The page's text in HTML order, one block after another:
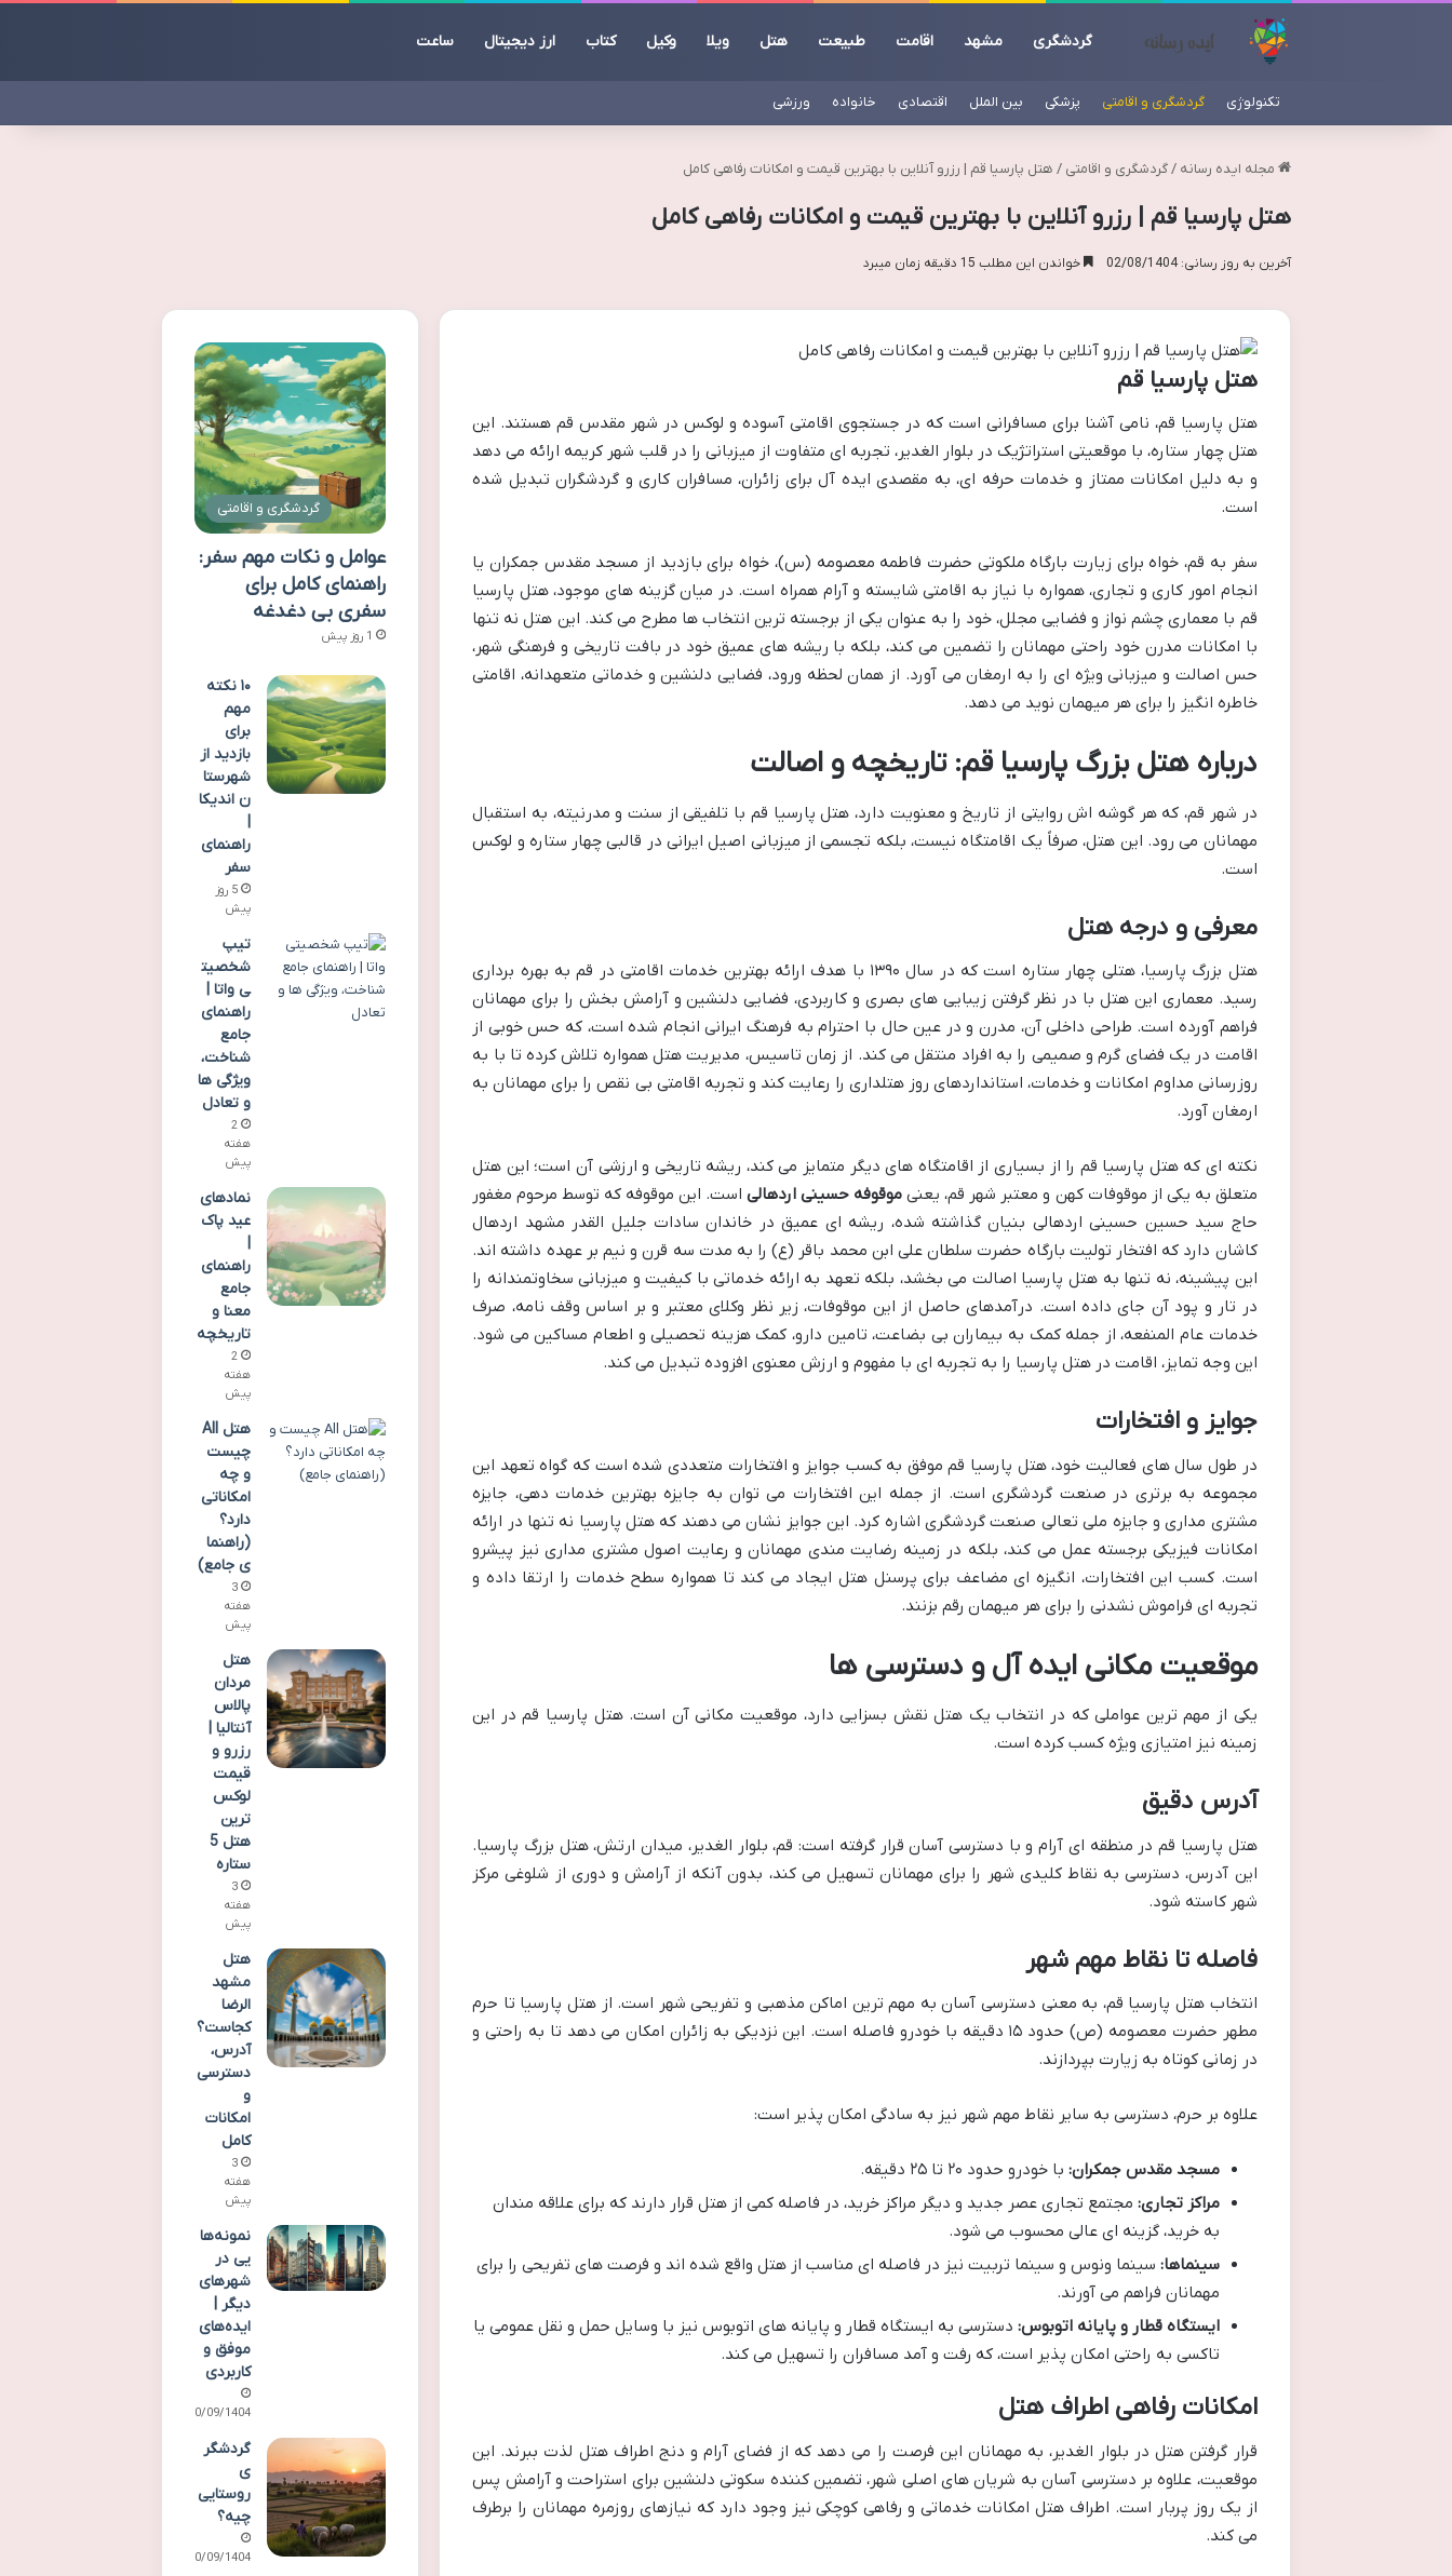
گردشگری مشهد اقامت طبیعت هتل ویلا وکیل کتاب ارز دیجیتال ساعت
تکنولوژی گردشگری و اقامتی پزشکی بین الملل اقتصادی خانواده ورزشی
مجله ایده رسانه / گردشگری و اقامتی / هتل پارسیا قم | رزرو آنلاین با بهترین قیمت و امکانات رفاهی کامل
هتل پارسیا قم | رزرو آنلاین با بهترین قیمت و امکانات رفاهی کامل
آخرین به روز رسانی: 02/08/1404 خواندن این مطلب 15 دقیقه زمان میبرد
هتل پارسیا قم
هتل پارسیا قم، نامی آشنا برای مسافرانی است که در جستجوی اقامتی آسوده و لوکس در شهر مقدس قم هستند. این
هتل چهار ستاره، با موقعیتی استراتژیک در بلوار الغدیر، تجربه ای متفاوت از میزبانی را در قلب شهر کریمه ارائه می دهد
و به دلیل امکانات ممتاز و خدمات حرفه ای، به مقصدی ایده آل برای زائران، مسافران کاری و گردشگران تبدیل شده
است.
سفر به قم، خواه برای زیارت بارگاه ملکوتی حضرت فاطمه معصومه (س)، خواه برای بازدید از مسجد مقدس جمکران یا
انجام امور کاری و تجاری، همواره با نیاز به اقامتی شایسته و آرام همراه است. در میان گزینه های موجود، هتل پارسیا
قم با معماری چشم نواز و فضایی مجلل، خود را به عنوان یکی از برجسته ترین انتخاب ها مطرح می کند. این هتل نه تنها
با امکانات مدرن خود راحتی مهمانان را تضمین می کند، بلکه با ریشه های عمیق خود در بافت تاریخی و فرهنگی شهر،
حس اصالت و میزبانی ویژه ای را به ارمغان می آورد. از همان لحظه ورود، فضایی دلنشین و خدماتی متعهدانه، اقامتی
خاطره انگیز را برای هر میهمان نوید می دهد.
درباره هتل بزرگ پارسیا قم: تاریخچه و اصالت
در شهر قم، که هر گوشه اش روایتی از تاریخ و معنویت دارد، هتل پارسیا قم با تلفیقی از سنت و مدرنیته، به استقبال
مهمانان می رود. این هتل، صرفاً یک اقامتگاه نیست، بلکه تجسمی از میزبانی اصیل ایرانی در قالبی چهار ستاره و لوکس
است.
معرفی و درجه هتل
هتل بزرگ پارسیا، هتلی چهار ستاره است که در سال ۱۳۹۰ با هدف ارائه بهترین خدمات اقامتی در قم به بهره برداری
رسید. معماری این هتل با در نظر گرفتن زیبایی های بصری و کاربردی، فضایی دلنشین و آرامش بخش را برای مهمانان
فراهم آورده است. طراحی داخلی آن، مدرن و در عین حال با احترام به فرهنگ ایرانی انجام شده است، که حس خوبی از
اقامت در یک فضای گرم و صمیمی را به افراد منتقل می کند. از زمان تاسیس، مدیریت هتل همواره تلاش کرده تا با به
روزرسانی مداوم امکانات و خدمات، استانداردهای روز هتلداری را رعایت کند و تجربه اقامتی بی نقص را برای مهمانان به
ارمغان آورد.
نکته ای که هتل پارسیا قم را از بسیاری از اقامتگاه های دیگر متمایز می کند، ریشه تاریخی و ارزشی آن است؛ این هتل
متعلق به یکی از موقوفات کهن و معتبر شهر قم، یعنی موقوفه حسینی اردهالیاست. این موقوفه که توسط مرحوم مغفور
حاج سید حسین حسینی اردهالی بنیان گذاشته شده، ریشه ای عمیق در خاندان سادات جلیل القدر مشهد اردهال
کاشان دارد که افتخار تولیت بارگاه حضرت سلطان علی ابن محمد باقر (ع) را به مدت سه قرن و نیم بر عهده داشته اند.
این پیشینه، نه تنها به هتل پارسیا اصالت می بخشد، بلکه تعهد به ارائه خدماتی با کیفیت و میزبانی سخاوتمندانه را
در تار و پود آن جای داده است. درآمدهای حاصل از این موقوفات، زیر نظر وکلای معتبر و بر اساس وقف نامه، صرف
خدمات عام المنفعه، از جمله کمک به بیماران بی بضاعت، تامین دارو، کمک هزینه تحصیلی و اطعام مساکین می شود.
این وجه تمایز، اقامت در هتل پارسیا را به تجربه ای با مفهوم و ارزش معنوی افزوده تبدیل می کند.
جوایز و افتخارات
در طول سال های فعالیت خود، هتل پارسیا قم موفق به کسب جوایز و افتخارات متعددی شده است که گواه تعهد این
مجموعه به برتری در صنعت گردشگری است. از جمله این افتخارات می توان به جایزه بهترین خدمات دهی، جایزه
مشتری مداری و جایزه ملی تعالی صنعت گردشگری اشاره کرد. این جوایز نشان می دهند که هتل پارسیا نه تنها در ارائه
امکانات فیزیکی برجسته عمل می کند، بلکه در زمینه رضایت مندی مهمانان و رعایت اصول مشتری مداری نیز پیشرو
است. کسب این افتخارات، انگیزه ای مضاعف برای پرسنل هتل ایجاد می کند تا همواره سطح خدمات را ارتقا داده و
تجربه ای فراموش نشدنی را برای هر میهمان رقم بزنند.
موقعیت مکانی ایده آل و دسترسی ها
یکی از مهم ترین عواملی که در انتخاب یک هتل نقش بسزایی دارد، موقعیت مکانی آن است. هتل پارسیا قم در این
زمینه نیز امتیازی ویژه کسب کرده است.
آدرس دقیق
هتل پارسیا قم در منطقه ای آرام و با دسترسی آسان قرار گرفته است: قم، بلوار الغدیر، میدان ارتش، هتل بزرگ پارسیا.
این آدرس، دسترسی به نقاط کلیدی شهر را برای مهمانان تسهیل می کند، بدون آنکه از آرامش و دوری از شلوغی مرکز
شهر کاسته شود.
فاصله تا نقاط مهم شهر
انتخاب هتل پارسیا قم، به معنی دسترسی آسان به مهم ترین اماکن مذهبی و تفریحی شهر است. از هتل پارسیا تا حرم
مطهر حضرت معصومه (ص) حدود ۱۵ دقیقه با خودرو فاصله است. این نزدیکی به زائران امکان می دهد تا به راحتی و
در زمانی کوتاه به زیارت بپردازند.
علاوه بر حرم، دسترسی به سایر نقاط مهم شهر نیز به سادگی امکان پذیر است:
مسجد مقدس جمکران: با خودرو حدود ۲۰ تا ۲۵ دقیقه.
مراکز تجاری: مجتمع تجاری عصر جدید و دیگر مراکز خرید، در فاصله کمی از هتل قرار دارند که برای علاقه مندان
به خرید، گزینه ای عالی محسوب می شود.
سینماها: سینما ونوس و سینما تربیت نیز در فاصله ای مناسب از هتل واقع شده اند و فرصت های تفریحی را برای
مهمانان فراهم می آورند.
ایستگاه قطار و پایانه اتوبوس: دسترسی به ایستگاه قطار و پایانه های اتوبوس نیز با وسایل حمل و نقل عمومی یا
تاکسی به راحتی امکان پذیر است، که رفت و آمد مسافران را تسهیل می کند.
امکانات رفاهی اطراف هتل
قرار گرفتن هتل در بلوار الغدیر، به مهمانان این فرصت را می دهد که از فضای آرام و دنج اطراف هتل لذت ببرند. این
موقعیت، علاوه بر دسترسی آسان به شریان های اصلی شهر، تضمین کننده سکوتی دلنشین برای استراحت و آرامش پس
از یک روز پربار است. اطراف هتل امکانات خدماتی و رفاهی کوچکی نیز وجود دارد که نیازهای روزمره مهمانان را برطرف
می کند.
گردشگری و اقامتی
عوامل و نکات مهم سفر:
راهنمای کامل برای
سفری بی دغدغه
1 روز پیش
۱۰ نکته
مهم
برای
بازدید از
شهرستا
ن اندیکا
راهنمای
سفر
5 روز
پیش
تیپ
شخصیت
ی واتا |
راهنمای
جامع
شناخت،
ویژگی ها
و تعادل
2
هفته
پیش
نمادهای
عید پاک
راهنمای
جامع
معنا و
تاریخچه
2
هفته
پیش
هتل All
چیست
و چه
امکاناتی
دارد؟
(راهنما
ی جامع)
3
هفته
پیش
هتل
مردان
پالاس
آنتالیا |
رزرو و
قیمت
لوکس
ترین
هتل 5
ستاره
3
هفته
پیش
هتل
مشهد
الرضا
کجاست؟
آدرس،
دسترسی
و
امکانات
کامل
3
هفته
پیش
نمونه‌ها
یی در
شهرهای
دیگر |
ایده‌های
موفق و
کاربردی
30/09/1404
گردشگر
ی
روستایی
چیه؟
30/09/1404